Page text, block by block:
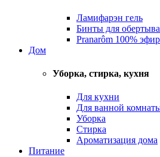
Ламифарэн гель
Бинты для
Pranarôm 100%
Дом
Уборка, стирка, кухня
Для кухни
Для ванной
Уборка
Стирка
Ароматизация дома
Питание